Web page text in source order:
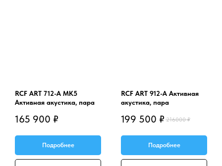
RCF ART 712-A MK5
Активная акустика, пара
165 900 ₽
Подробнее
RCF ART 912-A Активная
акустика, пара
199 500 ₽ 216000 ₽
Подробнее